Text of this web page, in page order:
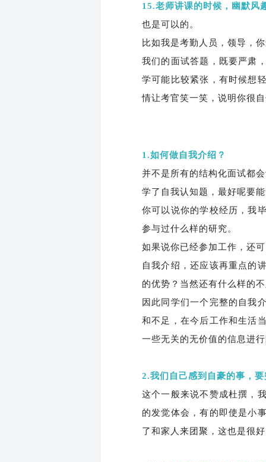
15.老师讲课的时候，幽默风
也是可以的。
比如我是考勤人员，领导，
我们的面试答题，既要严肃
学可能比较紧张，有时候想
情让考官笑一笑，说明你很
1.如何做自我介绍？
并不是所有的结构化面试都
学了自我认知题，最好呢要
你可以说你的学校经历，我
参与过什么样的研究。
如果说你已经参加工作，还
自我介绍，还应该再重点的
的优势？当然还有什么样的
因此同学们一个完整的自我
和不足，在今后工作和生活
一些无关的无价值的信息进
2.我们自己感到自豪的事，
这个一般来说不赞成杜撰，
的发觉体会，有的即使是小
了和家人来团聚，这也是很